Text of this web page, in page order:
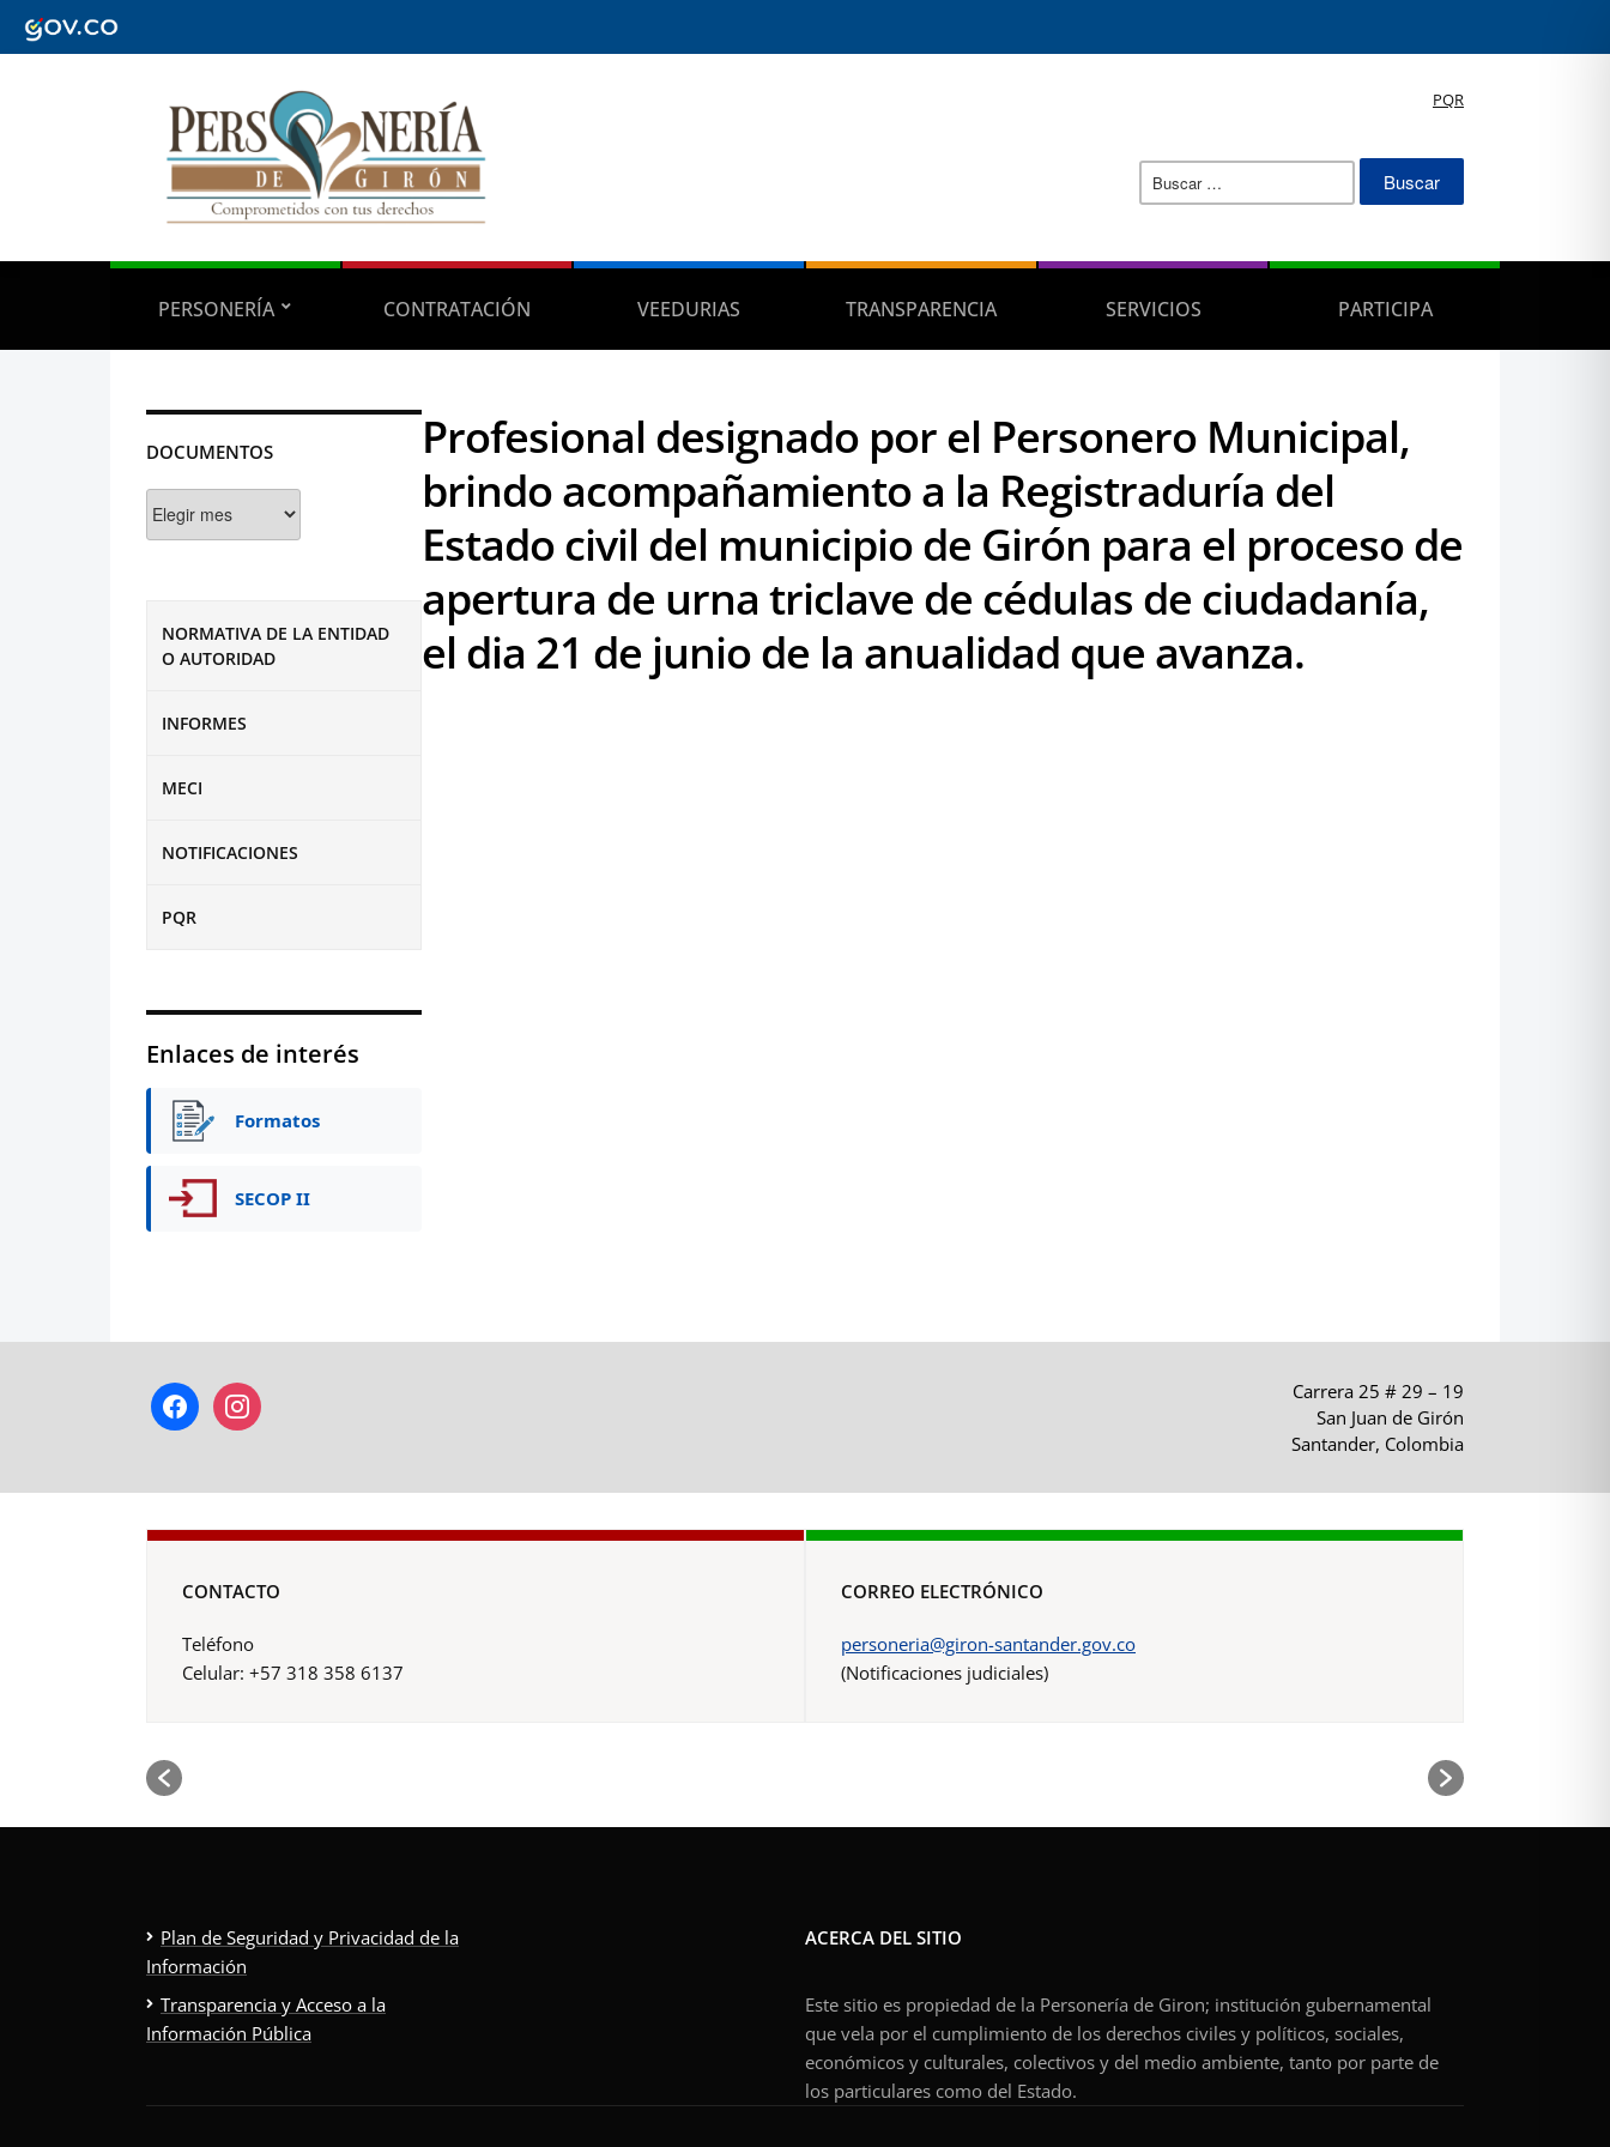
PQR
Buscar:
PERSONERÍA CONTRATACIÓN VEEDURIAS TRANSPARENCIA SERVICIOS PARTICIPA
DOCUMENTOS
NORMATIVA DE LA ENTIDAD
O AUTORIDAD
INFORMES
MECI
NOTIFICACIONES
PQR
Enlaces de interés
Formatos
SECOP II
Profesional designado por el Personero Municipal,
brindo acompañamiento a la Registraduría del
Estado civil del municipio de Girón para el proceso de
apertura de urna triclave de cédulas de ciudadanía,
el dia 21 de junio de la anualidad que avanza.
facebookinstagram
Carrera 25 # 29 – 19
San Juan de Girón
Santander, Colombia
CONTACTO
Teléfono
Celular: +57 318 358 6137
CORREO ELECTRÓNICO
personeria@giron-santander.gov.co
(Notificaciones judiciales)
Plan de Seguridad y Privacidad de la
Información
Transparencia y Acceso a la
Información Pública
ACERCA DEL SITIO
Este sitio es propiedad de la Personería de Giron; institución gubernamental
que vela por el cumplimiento de los derechos civiles y políticos, sociales,
económicos y culturales, colectivos y del medio ambiente, tanto por parte de
los particulares como del Estado.